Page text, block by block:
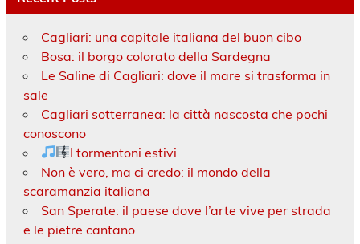
Cagliari: una capitale italiana del buon cibo
Bosa: il borgo colorato della Sardegna
Le Saline di Cagliari: dove il mare si trasforma in
sale
Cagliari sotterranea: la città nascosta che pochi
conoscono
I tormentoni estivi
Non è vero, ma ci credo: il mondo della
scaramanzia italiana
San Sperate: il paese dove l’arte vive per strada
e le pietre cantano